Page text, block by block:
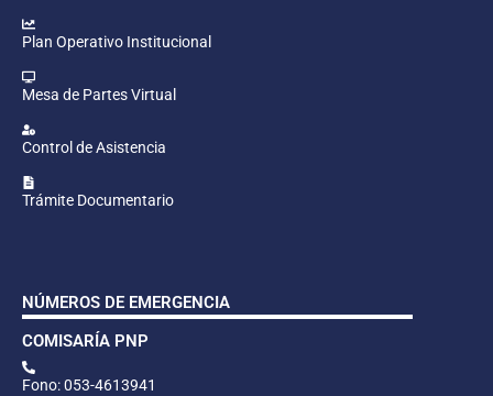
Plan Operativo Institucional
Mesa de Partes Virtual
Control de Asistencia
Trámite Documentario
NÚMEROS DE EMERGENCIA
COMISARÍA PNP
Fono: 053-4613941